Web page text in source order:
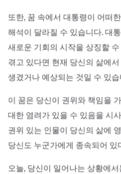
또한, 꿈 속에서 대통령이 어떠
해석이 달라질 수 있습니다. 대
새로운 기회의 시작을 상징할
겪고 있다면 현재 당신의 삶에
생겼거나 예상되는 것일 수 있
이 꿈은 당신이 권위와 책임을
대한 염려가 있을 수 있음을 시
권위 있는 인물이 당신의 삶에
당신도 누군가에게 종속되어 있
오늘, 당신이 일어나는 상황에